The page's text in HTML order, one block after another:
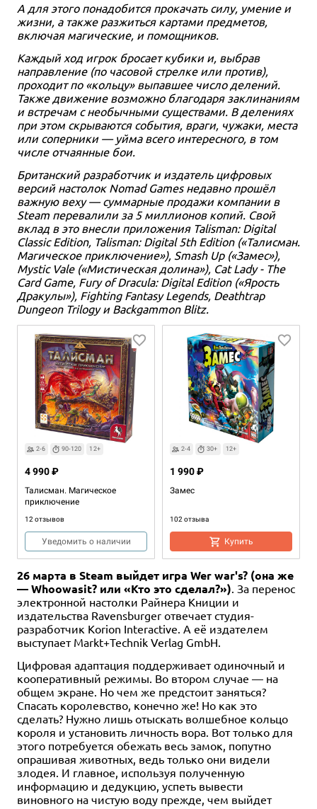
А для этого понадобится прокачать силу, умение и
жизни, а также разжиться картами предметов,
включая магические, и помощников.
Каждый ход игрок бросает кубики и, выбрав
направление (по часовой стрелке или против),
проходит по «кольцу» выпавшее число делений.
Также движение возможно благодаря заклинаниям
и встречам с необычными существами. В делениях
при этом скрываются события, враги, чужаки, места
или соперники — уйма всего интересного, в том
числе отчаянные бои.
Британский разработчик и издатель цифровых
версий настолок Nomad Games недавно прошёл
важную веху — суммарные продажи компании в
Steam перевалили за 5 миллионов копий. Свой
вклад в это внесли приложения Talisman: Digital
Classic Edition, Talisman: Digital 5th Edition («Талисман.
Магическое приключение»), Smash Up («Замес»),
Mystic Vale («Мистическая долина»), Cat Lady - The
Card Game, Fury of Dracula: Digital Edition («Ярость
Дракулы»), Fighting Fantasy Legends, Deathtrap
Dungeon Trilogy и Backgammon Blitz.
2-6 90-120 12+
Талисман. Магическое
приключение
12 отзывов
4 990 ₽
Уведомить о наличии
2-4 30+ 12+
Замес
102 отзыва
1 990 ₽
Купить
2-4 45 12+
Мистическая Долина.
Расширенное издание
8 490 ₽
Купить
Хит 2-5 120-180 13+
Ярость Дракулы. Третья
редакция
3 990 ₽
Купить
26 марта в Steam выйдет игра Wer war's? (она же
— Whoowasit? или «Кто это сделал?»). За перенос
электронной настолки Райнера Книции и
издательства Ravensburger отвечает студия-
разработчик Korion Interactive. А её издателем
выступает Markt+Technik Verlag GmbH.
Цифровая адаптация поддерживает одиночный и
кооперативный режимы. Во втором случае — на
общем экране. Но чем же предстоит заняться?
Спасать королевство, конечно же! Но как это
сделать? Нужно лишь отыскать волшебное кольцо
короля и установить личность вора. Вот только для
этого потребуется обежать весь замок, попутно
опрашивая животных, ведь только они видели
злодея. И главное, используя полученную
информацию и дедукцию, успеть вывести
виновного на чистую воду прежде, чем выйдет